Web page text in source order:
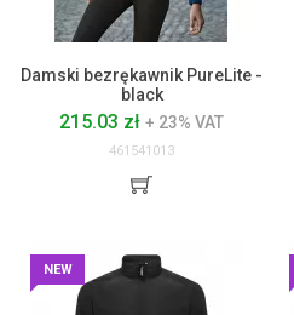
Damski bezrękawnik PureLite -
black
215.03 zł + 23% VAT
461541013
NEW